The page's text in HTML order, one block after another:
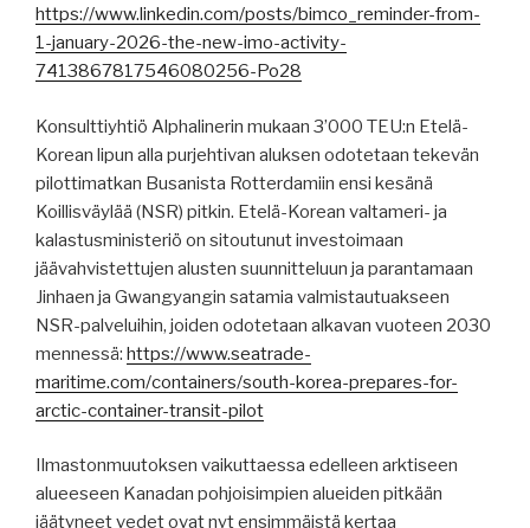
https://www.linkedin.com/posts/bimco_reminder-from-
1-january-2026-the-new-imo-activity-
7413867817546080256-Po28
Konsulttiyhtiö Alphalinerin mukaan 3’000 TEU:n Etelä-
Korean lipun alla purjehtivan aluksen odotetaan tekevän
pilottimatkan Busanista Rotterdamiin ensi kesänä
Koillisväylää (NSR) pitkin. Etelä-Korean valtameri- ja
kalastusministeriö on sitoutunut investoimaan
jäävahvistettujen alusten suunnitteluun ja parantamaan
Jinhaen ja Gwangyangin satamia valmistautuakseen
NSR-palveluihin, joiden odotetaan alkavan vuoteen 2030
mennessä: https://www.seatrade-
maritime.com/containers/south-korea-prepares-for-
arctic-container-transit-pilot
Ilmastonmuutoksen vaikuttaessa edelleen arktiseen
alueeseen Kanadan pohjoisimpien alueiden pitkään
jäätyneet vedet ovat nyt ensimmäistä kertaa